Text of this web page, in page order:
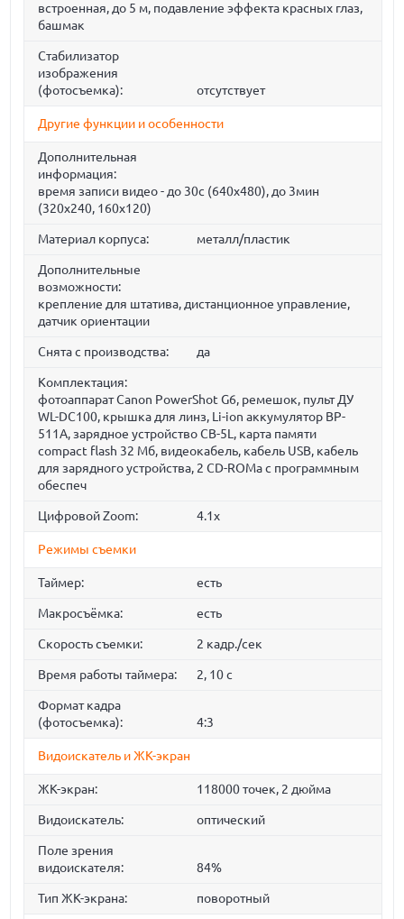
встроенная, до 5 м, подавление эффекта красных глаз,
башмак
Стабилизатор
изображения
(фотосъемка):
отсутствует
Другие функции и особенности
Дополнительная
информация:
время записи видео - до 30с (640x480), до 3мин
(320x240, 160x120)
Материал корпуса: металл/пластик
Дополнительные
возможности:
крепление для штатива, дистанционное управление,
датчик ориентации
Снята с производства: да
Комплектация:
фотоаппарат Canon PowerShot G6, ремешок, пульт ДУ
WL-DC100, крышка для линз, Li-ion аккумулятор BP-
511A, зарядное устройство CB-5L, карта памяти
compact flash 32 Мб, видеокабель, кабель USB, кабель
для зарядного устройства, 2 CD-ROMа с программным
обеспеч
Цифровой Zoom: 4.1x
Режимы съемки
Таймер: есть
Макросъёмка: есть
Скорость съемки: 2 кадр./сек
Время работы таймера: 2, 10 c
Формат кадра
(фотосъемка):
4:3
Видоискатель и ЖК-экран
ЖК-экран: 118000 точек, 2 дюйма
Видоискатель: оптический
Поле зрения
видоискателя:
84%
Тип ЖК-экрана: поворотный